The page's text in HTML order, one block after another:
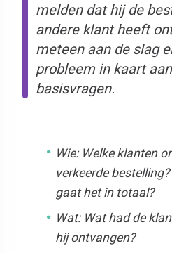
melden dat hij de
andere klant heeft
meteen aan de slag
probleem in kaart
basisvragen.
Wie: Welke klanten
verkeerde
gaat het in totaal?
Wat: Wat had de
hij ontvangen?